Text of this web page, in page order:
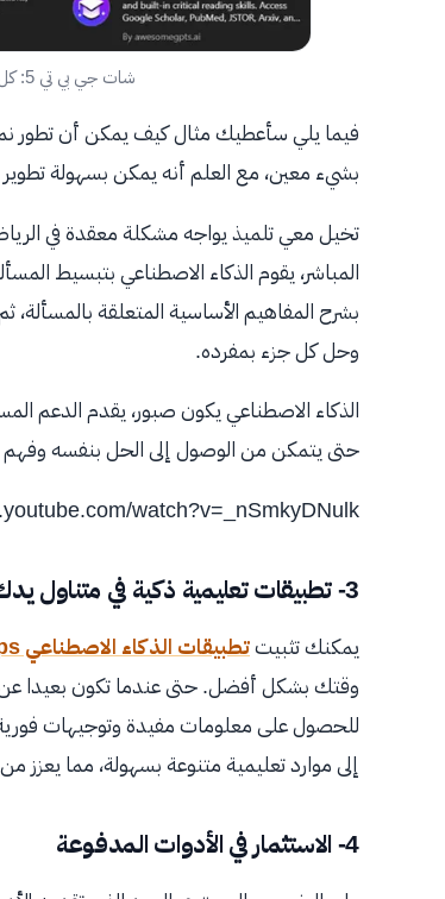
شات جي بي تي 5: كل ما تريد معرفته عن الإصدار الجديد ChatGPT 5
فيما يلي سأعطيك مثال كيف يمكن أن تطور
بشيء معين، مع العلم أنه يمكن بسهولة
تخيل معي تلميذ يواجه مشكلة معقدة في
المباشر، يقوم الذكاء الاصطناعي بتبسيط
بشرح المفاهيم الأساسية المتعلقة بالمسألة،
وحل كل جزء بمفرده.
الذكاء الاصطناعي يكون صبور، يقدم الدعم
حتى يتمكن من الوصول إلى الحل بنفسه وفهم
watch?v=_nSmkyDNulk
3- تطبيقات تعليمية ذكية في متناول يدك
يمكنك تثبيتتطبيقات الذكاء الاصطناعي apps
وقتك بشكل أفضل. حتى عندما تكون بعيدا عن
للحصول على معلومات مفيدة وتوجيهات
إلى موارد تعليمية متنوعة بسهولة، مما يعزز
4- الاستثمار في الأدوات المدفوعة